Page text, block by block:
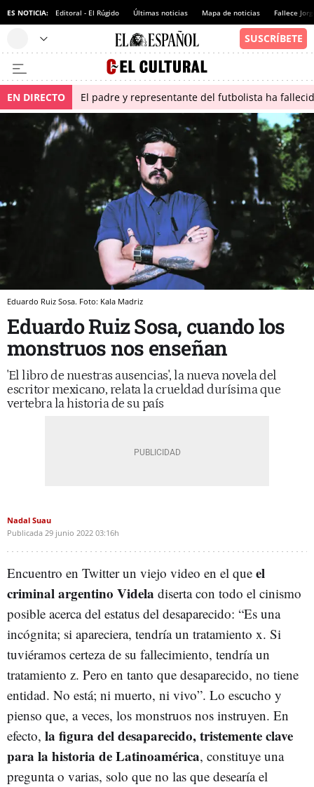
ES NOTICIA: Editoral - El Rúgido Últimas noticias Mapa de noticias Fallece
EN DIRECTO El padre y representante del futbolista ha
Eduardo Ruiz Sosa. Foto: Kala Madriz
Eduardo Ruiz Sosa, cuando los
monstruos nos enseñan
'El libro de nuestras ausencias', la nueva novela del
escritor mexicano, relata la crueldad durísima que
vertebra la historia de su país
Nadal Suau
Publicada 29 junio 2022 03:16h
Encuentro en Twitter un viejo video en el que el
criminal argentino Videla diserta con todo el cinismo
posible acerca del estatus del desaparecido: “Es una
incógnita; si apareciera, tendría un tratamiento x. Si
tuviéramos certeza de su fallecimiento, tendría un
tratamiento z. Pero en tanto que desaparecido, no tiene
entidad. No está; ni muerto, ni vivo”. Lo escucho y
pienso que, a veces, los monstruos nos instruyen. En
efecto, la figura del desaparecido, tristemente clave
para la historia de Latinoamérica, constituye una
pregunta o varias, solo que no las que desearía el